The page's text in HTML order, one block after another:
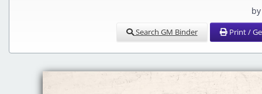
Search GM Binder Print /